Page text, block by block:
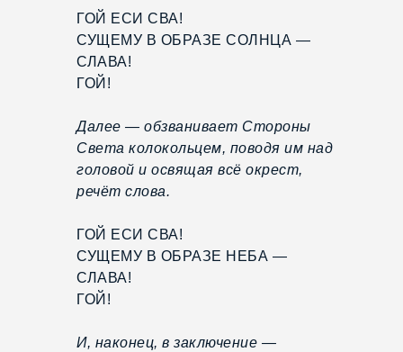
ГОЙ ЕСИ СВА!
СУЩЕМУ В ОБРАЗЕ СОЛНЦА —
СЛАВА!
ГОЙ!
Далее — обзванивает Стороны
Света колокольцем, поводя им над
головой и освящая всё окрест,
речёт слова.
ГОЙ ЕСИ СВА!
СУЩЕМУ В ОБРАЗЕ НЕБА —
СЛАВА!
ГОЙ!
И, наконец, в заключение —